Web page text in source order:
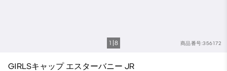
商品番号:356172
1 8
GIRLSキャップ エスターバニー JR